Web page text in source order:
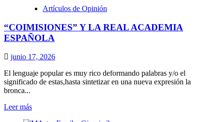
Mayores
Artículos de Opinión
“COIMISIONES” Y LA REAL ACADEMIA
ESPAÑOLA
junio 17, 2026
El lenguaje popular es muy rico deformando palabras y/o el
significado de estas,hasta sintetizar en una nueva expresión la
bronca...
Leer másLeer